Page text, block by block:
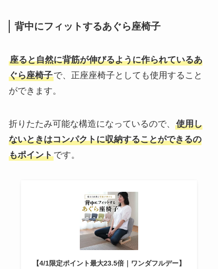
背中にフィットするあぐら座椅子
座ると自然に背筋が伸びるように作られているあ
ぐら座椅子で、正座座椅子としても使用すること
ができます。
折りたたみ可能な構造になっているので、 使用し
ないときはコンパクトに収納することができるの
もポイントです。
【4/1限定ポイント最大23.5倍｜ワンダフルデー】